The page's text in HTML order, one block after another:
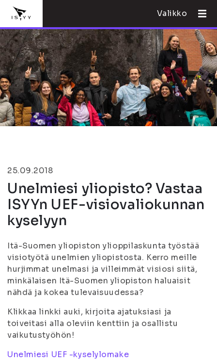
Valikko
25.09.2018
Unelmiesi yliopisto? Vastaa
ISYYn UEF-visiovaliokunnan
kyselyyn
Itä-Suomen yliopiston ylioppilaskunta työstää
visiotyötä unelmien yliopistosta. Kerro meille
hurjimmat unelmasi ja villeimmät visiosi siitä,
minkälaisen Itä-Suomen yliopiston haluaisit
nähdä ja kokea tulevaisuudessa?
Klikkaa linkki auki, kirjoita ajatuksiasi ja
toiveitasi alla oleviin kenttiin ja osallistu
vaikutustyöhön!
Unelmiesi UEF -kyselylomake